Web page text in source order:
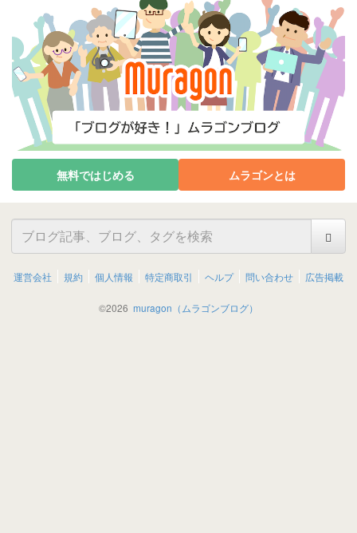
無料ではじめる ムラゴンとは
運営会社 規約 個人情報 特定商取引 ヘルプ 問い合わせ 広告掲載
©2026 muragon（ムラゴンブログ）